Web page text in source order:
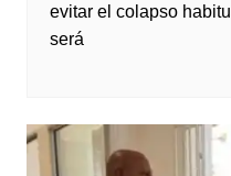
evitar el colapso
será